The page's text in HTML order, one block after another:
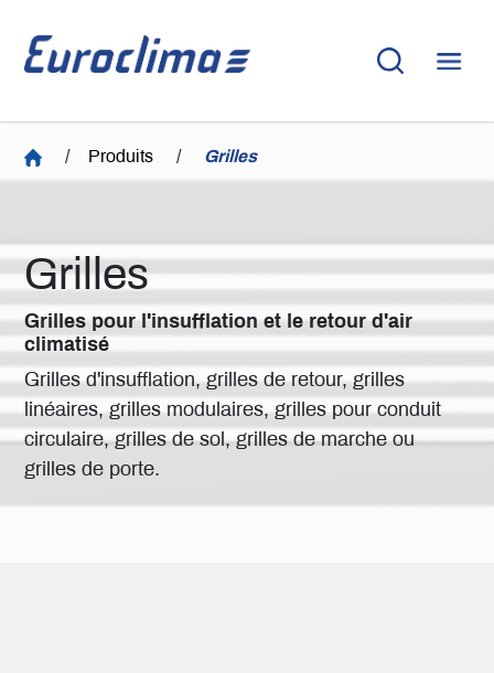
/ Produits / Grilles
Grilles
Grilles pour l'insufflation et le retour d'air
climatisé
Grilles d'insufflation, grilles de retour, grilles
linéaires, grilles modulaires, grilles pour conduit
circulaire, grilles de sol, grilles de marche ou
grilles de porte.